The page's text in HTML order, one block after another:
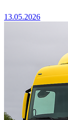
13.05.2026